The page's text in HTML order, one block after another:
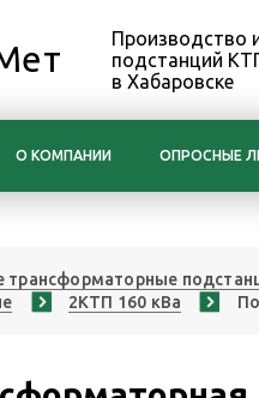
Производство
подстанций
в Хабаровске
О КОМПАНИИ ОПРОСНЫЕ
трансформаторные
2КТП 160 кВа